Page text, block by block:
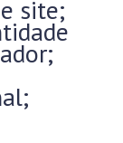
site;